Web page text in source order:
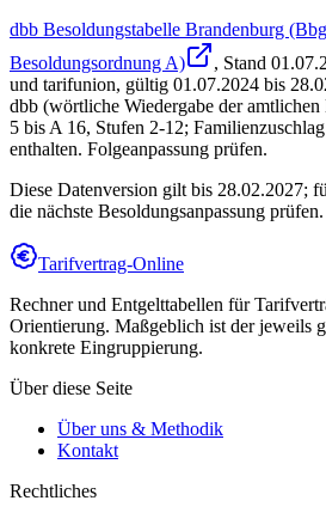
dbb Besoldungstabelle Brandenburg
Besoldungsordnung A)
, Stand
und tarifunion, gültig 01.07.2024 bis
dbb (wörtliche Wiedergabe der
5 bis A 16, Stufen 2-12;
enthalten. Folgeanpassung prüfen.
Diese Datenversion gilt bis 28.02.2027;
die nächste Besoldungsanpassung prüfen.
Tarifvertrag-Online
Rechner und Entgelttabellen für
Orientierung. Maßgeblich ist der jeweils
konkrete Eingruppierung.
Über diese Seite
Über uns & Methodik
Kontakt
Rechtliches